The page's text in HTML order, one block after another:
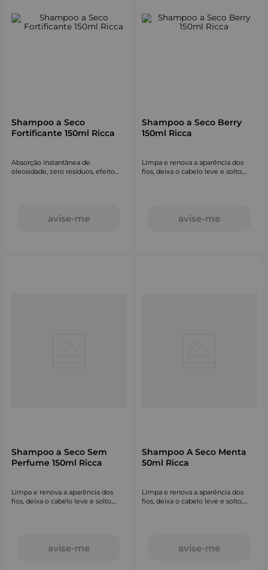
Shampoo a Seco
Fortificante 150ml Ricca
Absorção instantânea de
oleosidade, zero resíduos, efeito
avise-me
Shampoo a Seco Berry
150ml Ricca
Limpa e renova a aparência dos
fios, deixa o cabelo leve e solto,
avise-me
Shampoo a Seco Sem
Perfume 150ml Ricca
Limpa e renova a aparência dos
fios, deixa o cabelo leve e solto,
avise-me
Shampoo A Seco Menta
50ml Ricca
Limpa e renova a aparência dos
fios, deixa o cabelo leve e solto,
avise-me